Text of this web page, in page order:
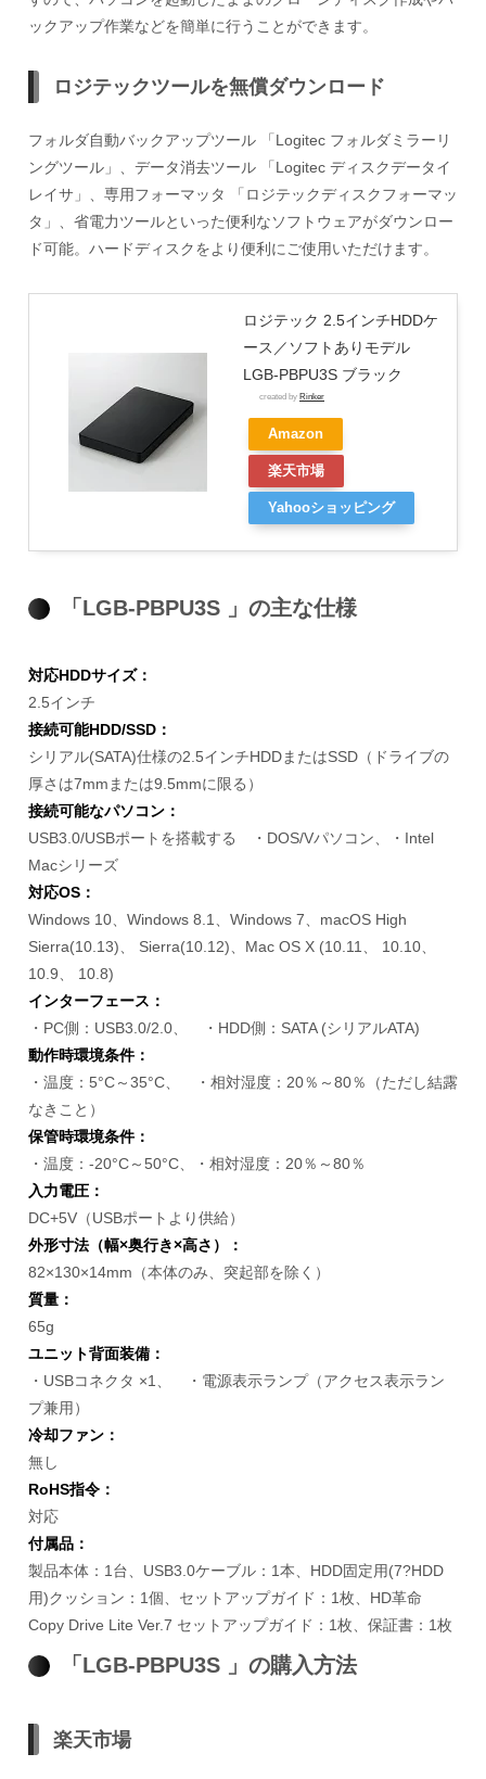
ックアップ作業などを簡単に行うことができます。
ロジテックツールを無償ダウンロード
フォルダ自動バックアップツール 「Logitec フォルダミラーリ
ングツール」、データ消去ツール 「Logitec ディスクデータイ
レイサ」、専用フォーマッタ 「ロジテックディスクフォーマッ
タ」、省電力ツールといった便利なソフトウェアがダウンロー
ド可能。ハードディスクをより便利にご使用いただけます。
ロジテック 2.5インチHDDケ
ース／ソフトありモデル
LGB-PBPU3S ブラック
created by Rinker
Amazon
楽天市場
Yahooショッピング
「LGB-PBPU3S 」の主な仕様
対応HDDサイズ：
2.5インチ
接続可能HDD/SSD：
シリアル(SATA)仕様の2.5インチHDDまたはSSD（ドライブの
厚さは7mmまたは9.5mmに限る）
接続可能なパソコン：
USB3.0/USBポートを搭載する ・DOS/Vパソコン、・Intel
Macシリーズ
対応OS：
Windows 10、Windows 8.1、Windows 7、macOS High
Sierra(10.13)、 Sierra(10.12)、Mac OS X (10.11、 10.10、
10.9、 10.8)
インターフェース：
・PC側：USB3.0/2.0、 ・HDD側：SATA (シリアルATA)
動作時環境条件：
・温度：5°C～35°C、 ・相対湿度：20％～80％（ただし結露
なきこと）
保管時環境条件：
・温度：-20°C～50°C、・相対湿度：20％～80％
入力電圧：
DC+5V（USBポートより供給）
外形寸法（幅×奥行き×高さ）：
82×130×14mm（本体のみ、突起部を除く）
質量：
65g
ユニット背面装備：
・USBコネクタ ×1、 ・電源表示ランプ（アクセス表示ラン
プ兼用）
冷却ファン：
無し
RoHS指令：
対応
付属品：
製品本体：1台、USB3.0ケーブル：1本、HDD固定用(7?HDD
用)クッション：1個、セットアップガイド：1枚、HD革命
Copy Drive Lite Ver.7 セットアップガイド：1枚、保証書：1枚
「LGB-PBPU3S 」の購入方法
楽天市場